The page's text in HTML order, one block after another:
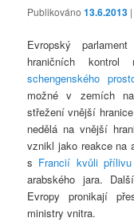
Publikováno13.6.2013
Evropský
hraničních
schengenského
možné v zemích
střežení vnější
nedělá na vnější
vznikl jako reakce na
s Francií kvůli
arabského jara.
Evropy pronikají
ministry vnitra.